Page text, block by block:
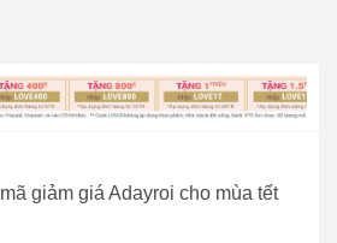
giảm giá Adayroi cho mùa tết